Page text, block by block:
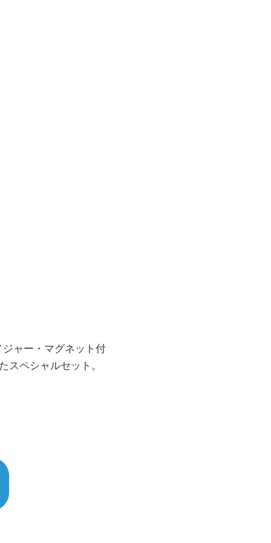
ャー・マグネット付
ペシャルセット。